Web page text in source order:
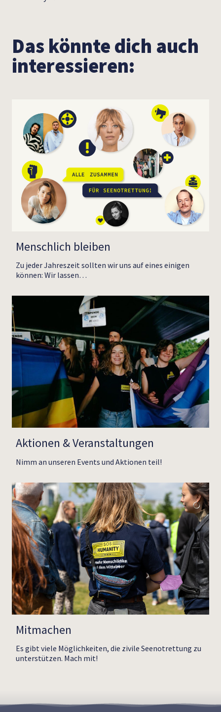
Das könnte dich auch
interessieren:
Menschlich bleiben
Zu jeder Jahreszeit sollten wir uns auf eines einigen
können: Wir lassen…
Aktionen & Veranstaltungen
Nimm an unseren Events und Aktionen teil!
Mitmachen
Es gibt viele Möglichkeiten, die zivile Seenotrettung zu
unterstützen. Mach mit!